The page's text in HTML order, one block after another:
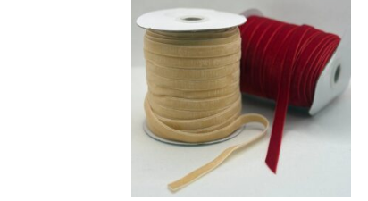
Додати
до
списку
бажань